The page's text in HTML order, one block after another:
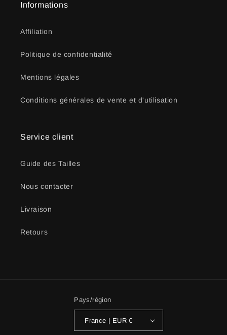
Informations
Affiliation
Politique de confidentialité
Mentions légales
Conditions générales de vente et d'utilisation
Service client
Guide des Tailles
Nous contacter
Livraison
Retours
Pays/région
France | EUR €